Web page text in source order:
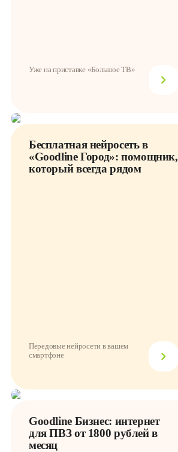
Уже на приставке «Большое ТВ»
Бесплатная нейросеть в
«Goodline Город»: помощник,
который всегда рядом
Передовые нейросети в вашем
смартфоне
Goodline Бизнес: интернет
для ПВЗ от 1800 рублей в
месяц